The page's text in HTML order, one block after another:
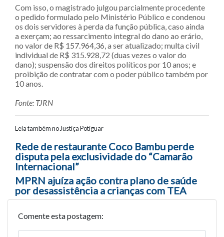
Com isso, o magistrado julgou parcialmente procedente
o pedido formulado pelo Ministério Público e condenou
os dois servidores à perda da função pública, caso ainda
a exerçam; ao ressarcimento integral do dano ao erário,
no valor de R$ 157.964,36, a ser atualizado; multa civil
individual de R$ 315.928,72 (duas vezes o valor do
dano); suspensão dos direitos políticos por 10 anos; e
proibição de contratar com o poder público também por
10 anos.
Fonte: TJRN
Leia também no Justiça Potiguar
Navegação entre posts
Rede de restaurante Coco Bambu perde
disputa pela exclusividade do “Camarão
Internacional”
MPRN ajuíza ação contra plano de saúde
por desassistência a crianças com TEA
Comente esta postagem: